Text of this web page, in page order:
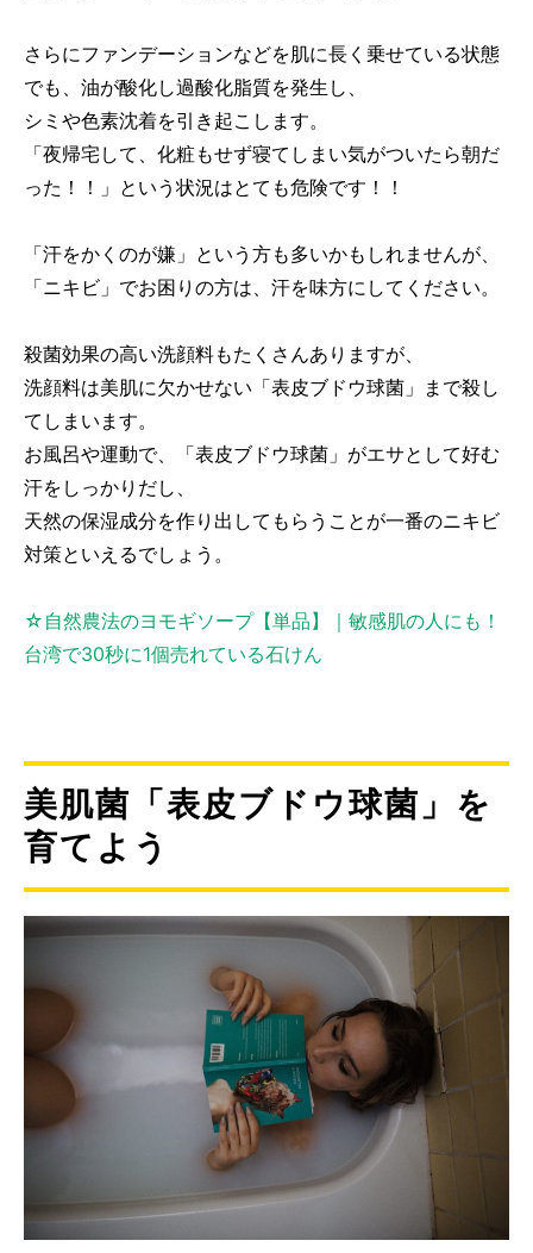
さらにファンデーションなどを肌に長く乗せている状態
でも、油が酸化し過酸化脂質を発生し、
シミや色素沈着を引き起こします。
「夜帰宅して、化粧もせず寝てしまい気がついたら朝だ
った！！」という状況はとても危険です！！
「汗をかくのが嫌」という方も多いかもしれませんが、
「ニキビ」でお困りの方は、汗を味方にしてください。
殺菌効果の高い洗顔料もたくさんありますが、
洗顔料は美肌に欠かせない「表皮ブドウ球菌」まで殺し
てしまいます。
お風呂や運動で、「表皮ブドウ球菌」がエサとして好む
汗をしっかりだし、
天然の保湿成分を作り出してもらうことが一番のニキビ
対策といえるでしょう。
☆自然農法のヨモギソープ【単品】｜敏感肌の人にも！
台湾で30秒に1個売れている石けん
美肌菌「表皮ブドウ球菌」を
育てよう